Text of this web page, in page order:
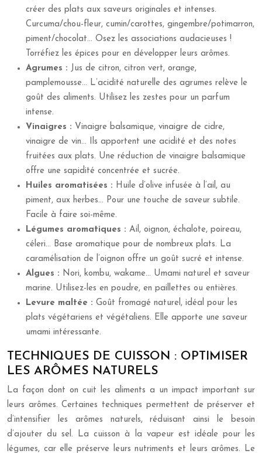
créer des plats aux saveurs originales et intenses.
Curcuma/chou-fleur, cumin/carottes, gingembre/potimarron,
piment/chocolat… Osez les associations audacieuses !
Torréfiez les épices pour en développer leurs arômes.
Agrumes : Jus de citron, citron vert, orange,
pamplemousse… L’acidité naturelle des agrumes relève le
goût des aliments. Utilisez les zestes pour un parfum
intense.
Vinaigres : Vinaigre balsamique, vinaigre de cidre,
vinaigre de vin… Ils apportent une acidité et des notes
fruitées aux plats. Une réduction de vinaigre balsamique
offre une sapidité concentrée et sucrée.
Huiles aromatisées : Huile d’olive infusée à l’ail, au
piment, aux herbes… Pour une touche de saveur subtile.
Facile à faire soi-même.
Légumes aromatiques : Ail, oignon, échalote, poireau,
céleri… Base aromatique pour de nombreux plats. La
caramélisation de l’oignon offre un goût sucré et intense.
Algues : Nori, kombu, wakame… Umami naturel et saveur
marine. Utilisez-les en poudre, en paillettes ou entières.
Levure maltée : Goût fromagé naturel, idéal pour les
plats végétariens et végétaliens. Elle apporte une saveur
umami intéressante.
TECHNIQUES DE CUISSON : OPTIMISER
LES ARÔMES NATURELS
La façon dont on cuit les aliments a un impact important sur
leurs arômes. Certaines techniques permettent de préserver et
d’intensifier les arômes naturels, réduisant ainsi le besoin
d’ajouter du sel. La cuisson à la vapeur est idéale pour les
légumes, car elle préserve leurs nutriments et leurs arômes. Le